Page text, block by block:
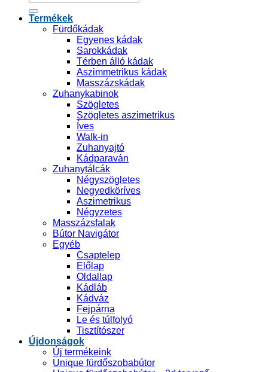
a
következőre:
Termékek
Fürdőkádak
Egyenes kádak
Sarokkádak
Térben álló kádak
Aszimmetrikus kádak
Masszázskádak
Zuhanykabinok
Szögletes
Szögletes aszimetrikus
Íves
Walk-in
Zuhanyajtó
Kádparaván
Zuhanytálcák
Négyszögletes
Negyedköríves
Aszimetrikus
Négyzetes
Masszázsfalak
Bútor Navigátor
Egyéb
Csaptelep
Előlap
Oldallap
Kádláb
Kádváz
Fejpárna
Le és túlfolyó
Tisztítószer
Újdonságok
Új termékeink
Unique fürdőszobabútor